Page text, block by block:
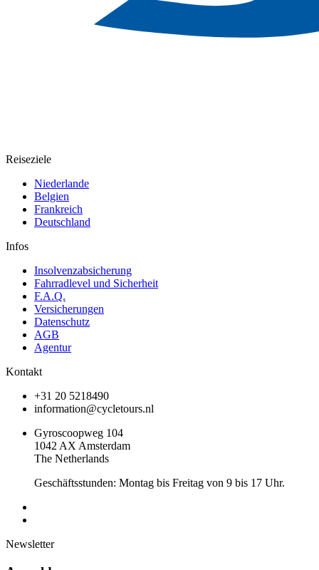
Reiseziele
Niederlande
Belgien
Frankreich
Deutschland
Infos
Insolvenzabsicherung
Fahrradlevel und Sicherheit
F.A.Q.
Versicherungen
Datenschutz
AGB
Agentur
Kontakt
+31 20 5218490
information@cycletours.nl
Gyroscoopweg 104
1042 AX Amsterdam
The Netherlands
Geschäftsstunden: Montag bis Freitag von 9 bis 17 Uhr.
Newsletter